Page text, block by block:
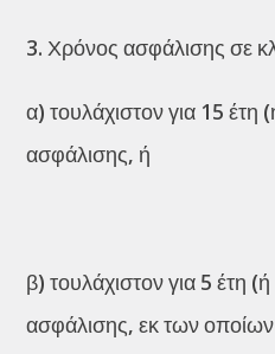
Χρόνος ασφάλισης σε
α) τουλάχιστον για 15 έτη
ασφάλισης, ή
β) τουλάχιστον για 5 έτη
ασφάλισης, εκ των οποίων